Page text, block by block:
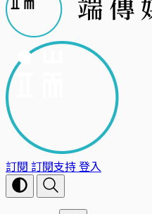
訂閱 訂閱支持登入